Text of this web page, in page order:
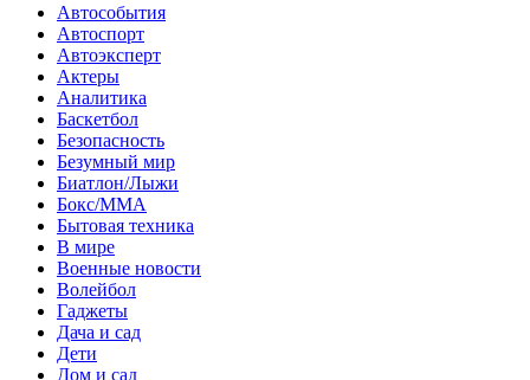
Автособытия
Автоспорт
Автоэксперт
Актеры
Аналитика
Баскетбол
Безопасность
Безумный мир
Биатлон/Лыжи
Бокс/MMA
Бытовая техника
В мире
Военные новости
Волейбол
Гаджеты
Дача и сад
Дети
Дом и сад